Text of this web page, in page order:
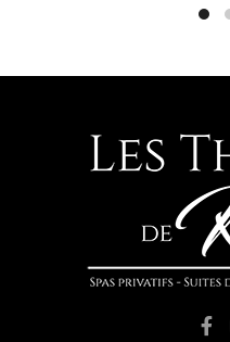
€645,00.